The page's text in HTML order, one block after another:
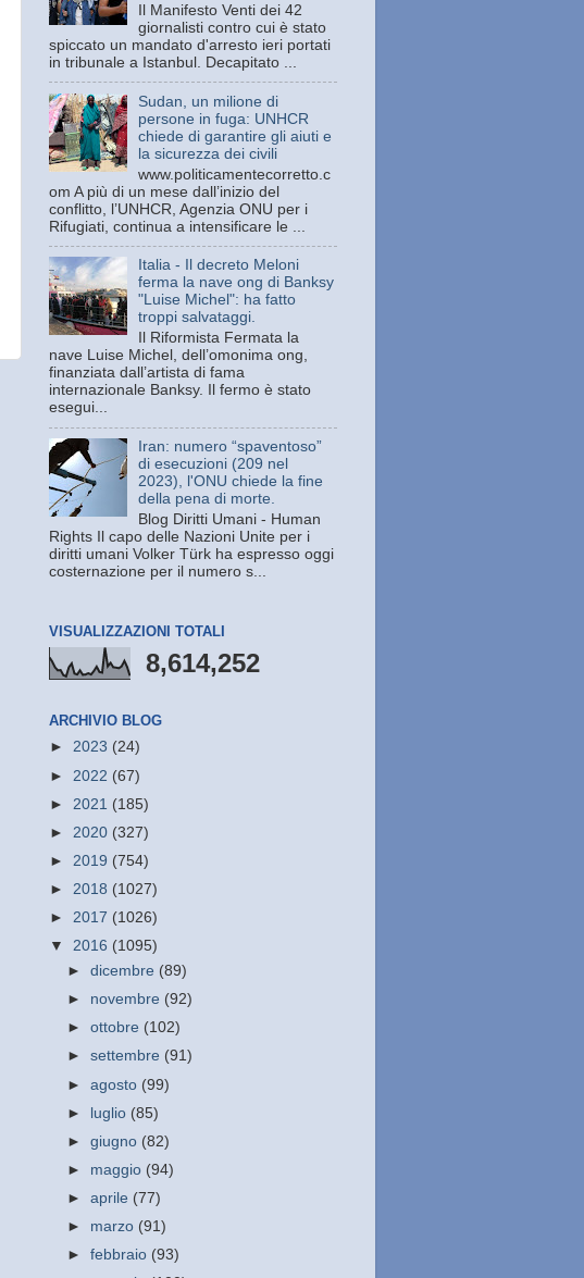
Il Manifesto Venti dei 42
giornalisti contro cui è stato
spiccato un mandato d'arresto ieri portati
in tribunale a Istanbul. Decapitato ...
Sudan, un milione di
persone in fuga: UNHCR
chiede di garantire gli aiuti e
la sicurezza dei civili
www.politicamentecorretto.c
om A più di un mese dall’inizio del
conflitto, l’UNHCR, Agenzia ONU per i
Rifugiati, continua a intensificare le ...
Italia - Il decreto Meloni
ferma la nave ong di Banksy
"Luise Michel": ha fatto
troppi salvataggi.
Il Riformista Fermata la
nave Luise Michel, dell’omonima ong,
finanziata dall’artista di fama
internazionale Banksy. Il fermo è stato
esegui...
Iran: numero “spaventoso”
di esecuzioni (209 nel
2023), l'ONU chiede la fine
della pena di morte.
Blog Diritti Umani - Human
Rights Il capo delle Nazioni Unite per i
diritti umani Volker Türk ha espresso oggi
costernazione per il numero s...
VISUALIZZAZIONI TOTALI
8,614,252
ARCHIVIO BLOG
► 2023 (24)
► 2022 (67)
► 2021 (185)
► 2020 (327)
► 2019 (754)
► 2018 (1027)
► 2017 (1026)
▼ 2016 (1095)
►dicembre (89)
► novembre (92)
►ottobre (102)
►settembre (91)
►agosto (99)
► luglio (85)
►giugno (82)
► maggio (94)
►aprile (77)
► marzo (91)
►febbraio (93)